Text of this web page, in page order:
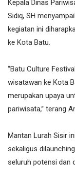
Kepala Dinas
Sidiq, SH
kegiatan ini
ke Kota Batu.
“Batu Culture
wisatawan ke Kota
merupakan upaya
pariwisata,” terang
Mantan Lurah Sisir
sekaligus
seluruh potensi dan